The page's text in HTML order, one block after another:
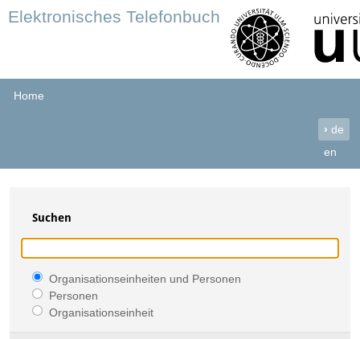
Elektronisches Telefonbuch
Home
› de
en
Suchen
Organisationseinheiten und Personen
Personen
Organisationseinheit